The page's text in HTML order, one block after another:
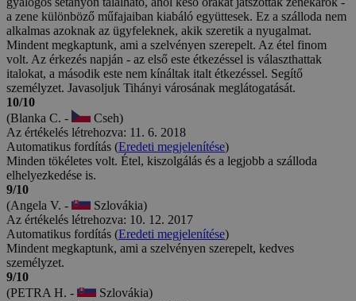
a zene különböző műfajaiban kiabáló együttesek. Ez a szálloda nem
alkalmas azoknak az ügyfeleknek, akik szeretik a nyugalmat.
Mindent megkaptunk, ami a szelvényen szerepelt. Az étel finom
volt. Az érkezés napján - az első este étkezéssel is választhattak
italokat, a második este nem kínáltak italt étkezéssel. Segítő
személyzet. Javasoljuk Tihányi városának meglátogatását.
10/10
(Blanka C. -
Cseh)
Az értékelés létrehozva: 11. 6. 2018
Automatikus fordítás (Eredeti megjelenítése)
Minden tökéletes volt. Étel, kiszolgálás és a legjobb a szálloda
elhelyezkedése is.
9/10
(Angela V. -
Szlovákia)
Az értékelés létrehozva: 10. 12. 2017
Automatikus fordítás (Eredeti megjelenítése)
Mindent megkaptunk, ami a szelvényen szerepelt, kedves
személyzet.
9/10
(PETRA H. -
Szlovákia)